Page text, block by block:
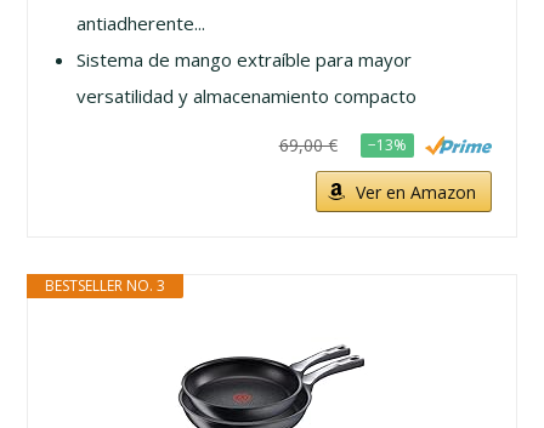
antiadherente...
Sistema de mango extraíble para mayor
versatilidad y almacenamiento compacto
69,00 € −13%
Ver en Amazon
BESTSELLER NO. 3